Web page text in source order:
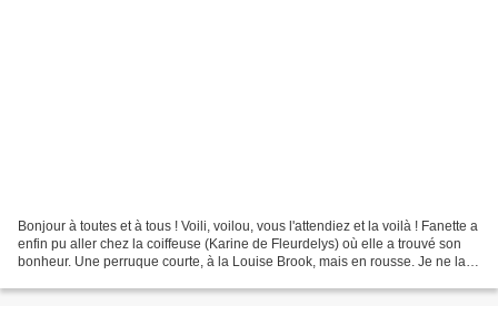
Bonjour à toutes et à tous ! Voili, voilou, vous l'attendiez et la voilà ! Fanette a
enfin pu aller chez la coiffeuse (Karine de Fleurdelys) où elle a trouvé son
bonheur. Une perruque courte, à la Louise Brook, mais en rousse. Je ne la